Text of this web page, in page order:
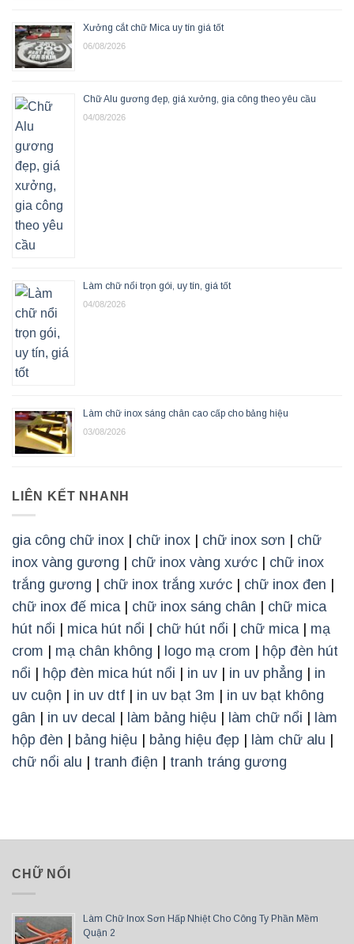
Xưởng cắt chữ Mica uy tín giá tốt
06/08/2026
Chữ Alu gương đẹp, giá xưởng, gia công theo yêu cầu
04/08/2026
Làm chữ nổi trọn gói, uy tín, giá tốt
04/08/2026
Làm chữ inox sáng chân cao cấp cho bảng hiệu
03/08/2026
LIÊN KẾT NHANH
gia công chữ inox chữ inox chữ inox sơn
chữ
inox vàng gương
chữ inox vàng xước
chữ inox
trắng gương
chữ inox trắng xước chữ inox đen
chữ inox đế mica| chữ inox sáng chân
chữ mica
hút nổi
mica hút nổi chữ hút nổi chữ mica| mạ
crom
mạ chân không logo mạ crom
hộp đèn hút
nổi
hộp đèn mica hút nổi in uv in uv phẳng
in
uv cuộn
in uv dtf in uv bạt 3m
in uv bạt không
gân
in uv decal làm bảng hiệu làm chữ nổi
làm
hộp đèn
bảng hiệu bảng hiệu đẹp làm chữ alu
chữ nổi alu
tranh điện tranh tráng gương
CHỮ NỔI
Làm Chữ Inox Sơn Hấp Nhiệt Cho Công Ty Phần Mềm
Quận 2